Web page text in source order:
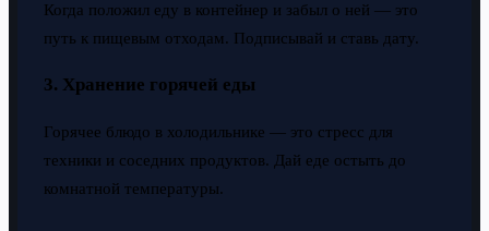
Когда положил еду в контейнер и забыл о ней — это
путь к пищевым отходам. Подписывай и ставь дату.
3. Хранение горячей еды
Горячее блюдо в холодильнике — это стресс для
техники и соседних продуктов. Дай еде остыть до
комнатной температуры.